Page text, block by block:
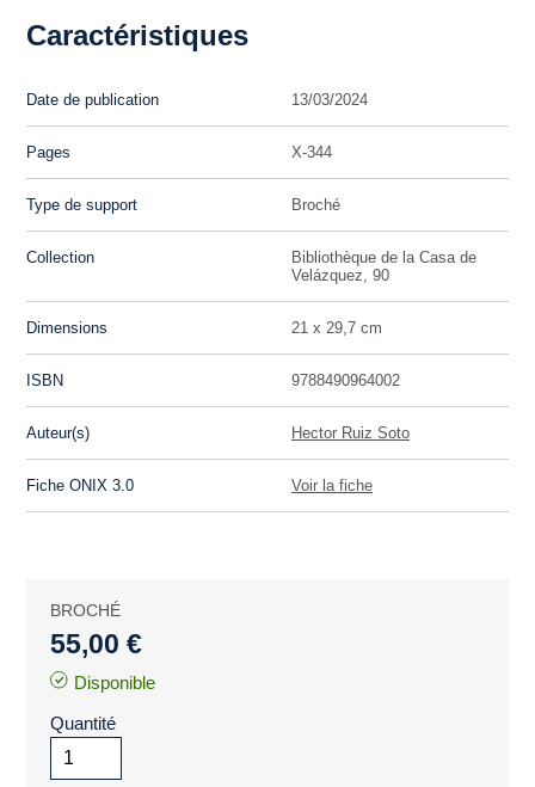
Caractéristiques
Date de publication 13/03/2024
Pages X-344
Type de support Broché
Collection
Bibliothèque de la Casa de
Velázquez, 90
Dimensions 21 x 29,7 cm
ISBN 9788490964002
Auteur(s) Hector Ruiz Soto
Fiche ONIX 3.0 Voir la fiche
BROCHÉ
55,00 €
Disponible
Quantité